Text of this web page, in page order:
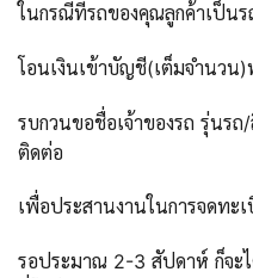
ในกรณีที่รถของคุณลูกค้าเป็นร
โอนเงินเข้าบัญชี(เต็มจำนวน)
รบกวนขอชื่อเจ้าของรถ รุ่นร
ติดต่อ
เพื่อประสานงานในการจดทะ
รอประมาณ 2-3 สัปดาห์ ก็จะ